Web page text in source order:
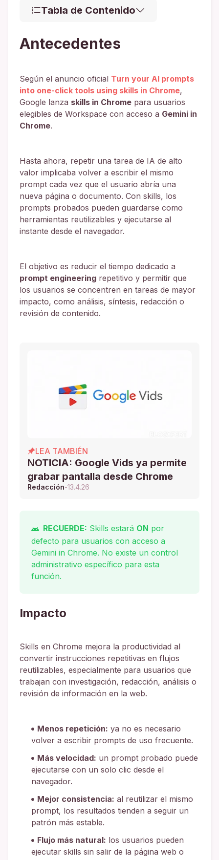
Tabla de Contenido
Antecedentes
Según el anuncio oficial Turn your AI prompts
into one-click tools using skills in Chrome,
Google lanza skills in Chrome para usuarios
elegibles de Workspace con acceso a Gemini in
Chrome.
Hasta ahora, repetir una tarea de IA de alto
valor implicaba volver a escribir el mismo
prompt cada vez que el usuario abría una
nueva página o documento. Con skills, los
prompts probados pueden guardarse como
herramientas reutilizables y ejecutarse al
instante desde el navegador.
El objetivo es reducir el tiempo dedicado a
prompt engineering repetitivo y permitir que
los usuarios se concentren en tareas de mayor
impacto, como análisis, síntesis, redacción o
revisión de contenido.
LEA TAMBIÉN
NOTICIA: Google Vids ya permite
grabar pantalla desde Chrome
Redacción-13.4.26
RECUERDE: Skills estará ON por
defecto para usuarios con acceso a
Gemini in Chrome. No existe un control
administrativo específico para esta
función.
Impacto
Skills en Chrome mejora la productividad al
convertir instrucciones repetitivas en flujos
reutilizables, especialmente para usuarios que
trabajan con investigación, redacción, análisis o
revisión de información en la web.
Menos repetición: ya no es necesario
volver a escribir prompts de uso frecuente.
Más velocidad: un prompt probado puede
ejecutarse con un solo clic desde el
navegador.
Mejor consistencia: al reutilizar el mismo
prompt, los resultados tienden a seguir un
patrón más estable.
Flujo más natural: los usuarios pueden
ejecutar skills sin salir de la página web o